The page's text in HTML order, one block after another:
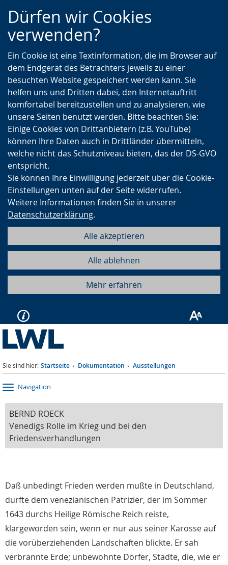
Zur
Hauptnavigation
Zur
Seitennavigation
Zum
Inhalt
Dürfen wir Cookies
verwenden?
Ein Cookie ist eine Textinformation, die im Browser auf
dem Endgerät des Betrachters jeweils zu einer
besuchten Website gespeichert werden kann. Sie
helfen uns und Dritten dabei, den Internetauftritt
komfortabel bereitzustellen und zu analysieren, wie
unsere Seiten benutzt werden. Bitte beachten Sie:
Einige Cookies von Drittanbietern (z.B. YouTube)
können Ihre Daten auch in Drittländer übermitteln,
welche nicht das Schutzniveau bieten, das der DS-GVO
entspricht.
Sie können Ihre Einwilligung jederzeit über die Cookie-
Einstellungen unten auf der Seite widerrufen.
Weitere Informationen finden Sie in unserer
Datenschutzerklärung.
Alle akzeptieren
Alle ablehnen
Mehr erfahren
Sie sind hier: Startseite Dokumentation Ausstellungen
Navigation
BERND ROECK
Venedigs Rolle im Krieg und bei den
Friedensverhandlungen
Daß unbedingt Frieden werden mußte in Deutschland,
dürfte dem venezianischen Patrizier, der im Sommer
1643 durchs Heilige Römische Reich reiste,
klargeworden sein, wenn er nur aus seiner Karosse auf
die vorüberziehenden Landschaften blickte. Er sah
verbrannte Erde; unbewohnte Dörfer, Städte, die, wie er